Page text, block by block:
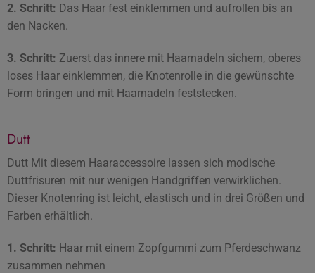
2. Schritt: Das Haar fest einklemmen und aufrollen bis an
den Nacken.
3. Schritt: Zuerst das innere mit Haarnadeln sichern, oberes
loses Haar einklemmen, die Knotenrolle in die gewünschte
Form bringen und mit Haarnadeln feststecken.
Dutt
Dutt Mit diesem Haaraccessoire lassen sich modische
Duttfrisuren mit nur wenigen Handgriffen verwirklichen.
Dieser Knotenring ist leicht, elastisch und in drei Größen und
Farben erhältlich.
1. Schritt: Haar mit einem Zopfgummi zum Pferdeschwanz
zusammen nehmen